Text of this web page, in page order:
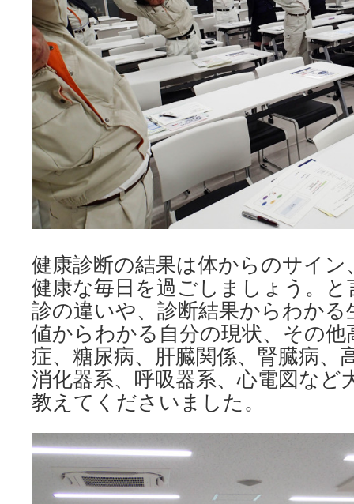
健康診断の結果は体からのサイ
健康な毎日を過ごしましょう。
診の違いや、診断結果からわかる
値からわかる自分の現状、その他
症、糖尿病、肝臓関係、腎臓病、
消化器系、呼吸器系、心電図など
教えてくださいました。